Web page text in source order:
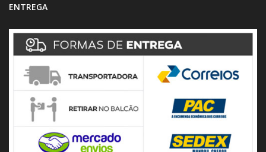
ENTREGA